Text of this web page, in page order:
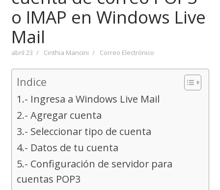
o IMAP en Windows Live
Mail
abril 23 Cinthia Mancini Correo Electrónico
Indice
1.- Ingresa a Windows Live Mail
2.- Agregar cuenta
3.- Seleccionar tipo de cuenta
4.- Datos de tu cuenta
5.- Configuración de servidor para
cuentas POP3